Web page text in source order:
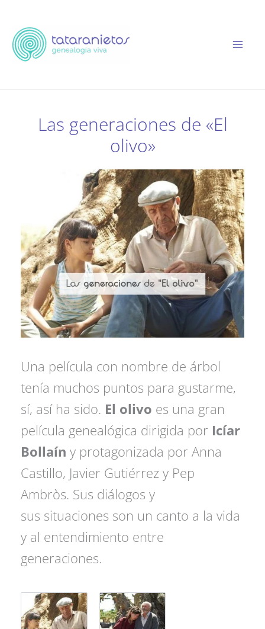
contenido
Las generaciones de «El
olivo»
Una película con nombre de árbol
tenía muchos puntos para gustarme,
sí, así ha sido. El olivo es una gran
película genealógica dirigida por Icíar
Bollaín y protagonizada por Anna
Castillo, Javier Gutiérrez y Pep
Ambròs. Sus diálogos y
sus situaciones son un canto a la vida
y al entendimiento entre
generaciones.